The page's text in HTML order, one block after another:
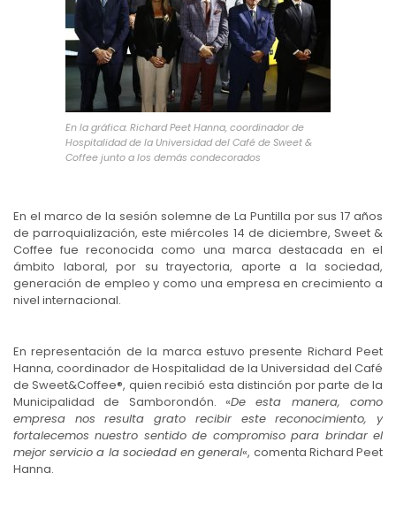
En la gráfica: Richard Peet Hanna, coordinador de
Hospitalidad de la Universidad del Café de Sweet &
Coffee junto a los demás condecorados
En el marco de la sesión solemne de La Puntilla por sus 17 años
de parroquialización, este miércoles 14 de diciembre, Sweet &
Coffee fue reconocida como una marca destacada en el
ámbito laboral, por su trayectoria, aporte a la sociedad,
generación de empleo y como una empresa en crecimiento a
nivel internacional.
En representación de la marca estuvo presente Richard Peet
Hanna, coordinador de Hospitalidad de la Universidad del Café
de Sweet&Coffee®, quien recibió esta distinción por parte de la
Municipalidad de Samborondón. «De esta manera, como
empresa nos resulta grato recibir este reconocimiento, y
fortalecemos nuestro sentido de compromiso para brindar el
mejor servicio a la sociedad en general«, comenta Richard Peet
Hanna.